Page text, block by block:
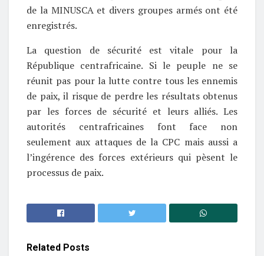
de la MINUSCA et divers groupes armés ont été
enregistrés.
La question de sécurité est vitale pour la
République centrafricaine. Si le peuple ne se
réunit pas pour la lutte contre tous les ennemis
de paix, il risque de perdre les résultats obtenus
par les forces de sécurité et leurs alliés. Les
autorités centrafricaines font face non
seulement aux attaques de la CPC mais aussi a
l’ingérence des forces extérieurs qui pèsent le
processus de paix.
Related Posts